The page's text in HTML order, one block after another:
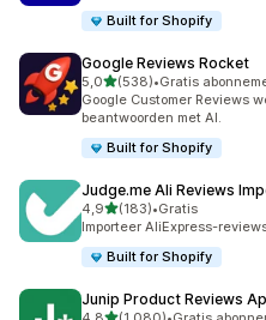
Built for Shopify
Google Reviews Rocket
5,0van 5 sterren
(538)
538 recensies in totaal
•Gratis
Google Customer Reviews
beantwoorden met AI.
Built for Shopify
Judge.me Ali Reviews
4,9van 5 sterren
(183)
183 recensies in totaal
•Gratis
Importeer AliExpress-
Built for Shopify
Junip Product Reviews
van 5 sterren